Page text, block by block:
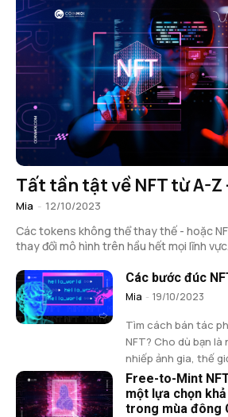
Tất tần tật về NFT từ A-Z
Mia - 12/10/2023
Các tokens không thể thay thế - hoặc
thay đổi mô hình trên hầu hết mọi lĩnh
Các bước đúc
Mia - 19/10/2023
Tìm cách bán tác
NFT? Cho dù bạn là
nhiếp ảnh gia, thế
Free-to-Mint
một lựa chọn
trong mùa đông